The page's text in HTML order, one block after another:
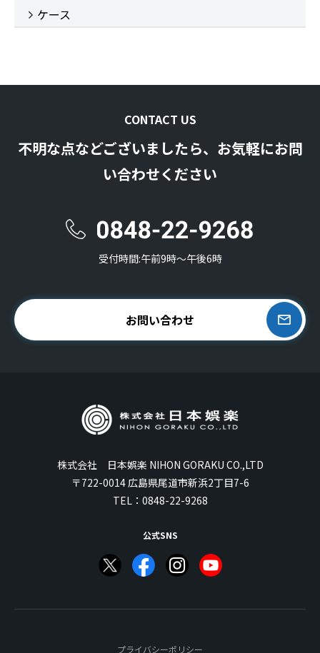
ケース
CONTACT US
不明な点などございましたら、お気軽にお問
い合わせください
受付時間:午前9時〜午後6時
お問い合わせ
株式会社 日本娯楽 NIHON GORAKU CO.,LTD
〒722-0014 広島県尾道市新浜2丁目7-6
TEL： 0848-22-9268
公式SNS
プライバシーポリシー